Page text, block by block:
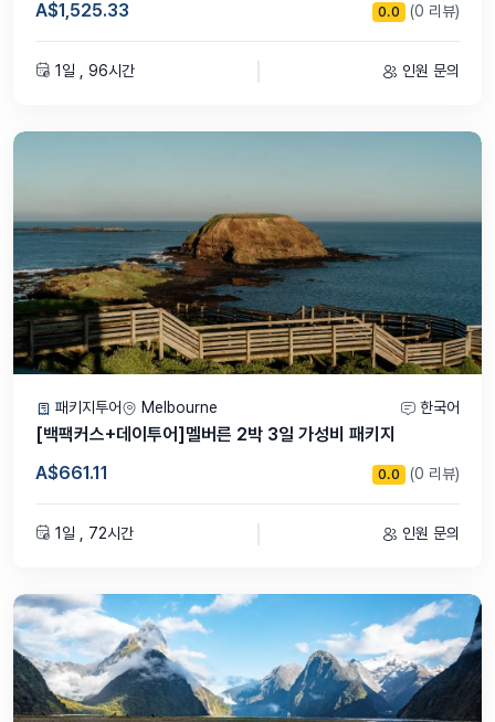
A$1,525.33
0.0 (0 리뷰)
1일 , 96시간 인원 문의
패키지투어 Melbourne 한국어
[백팩커스+데이투어]멜버른 2박 3일 가성비 패키지
A$661.11
0.0 (0 리뷰)
1일 , 72시간 인원 문의